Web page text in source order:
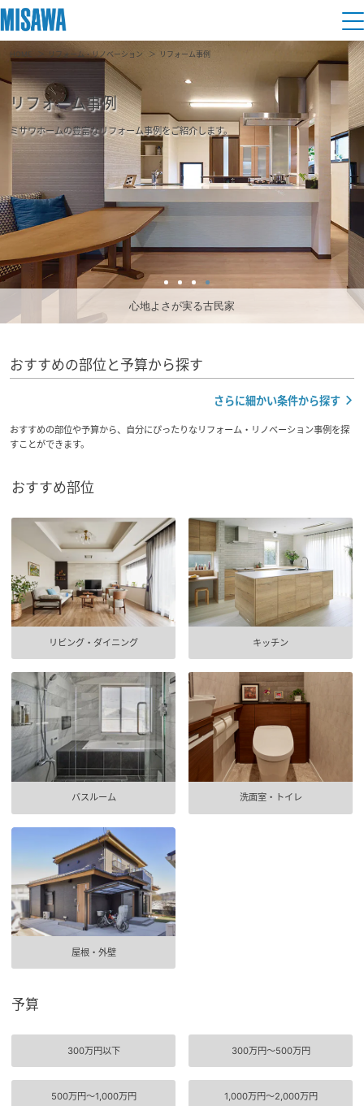
住まい
建てる [注文住宅]
商品ラインアップ
デザイン
テクノロジー（住まいの性能）
建築事例・建築実例
デザイナーズギャラリー
インテリア
買う
分譲住宅（建売・土地）検索
中古住宅検索
スムストック検索
分譲マンション検索
売る [MISAWA RELAY]
住まいの売却
これから住まいをご検討の方
まいづくりを楽しく学べるデジタルラウンジです。
ホームラウンジ 新築・戸建て
土地活用
個人のお客さま
賃貸住宅
賃貸併用住宅
店舗・各種施設
土地活用実例
法人のお客さま
企業不動産活用（CRE）戦略
社宅建築
医療・介護・子育て・障がい福祉施設
これから土地活用・賃貸経営をご検討の方
土地活用の基礎から長期安定経営を目指すオーナー様まで、賃貸経営
ホームラウンジ 土地活用・賃貸経営
リフォーム
戸建て・マンション
ミサワリフォームとは
リフォームの流れ
リフォームメニュー
事業用
事業用リノベーション
ホテル・旅館リフォーム
リフォーム営業所
これからリフォームをご検討の方
実例動画や基礎知識、収納の工夫など、理想の住まいを叶えるリフォ
ームの具体策とアイデアを豊富にご用意しています。
ホームラウンジ リフォーム
まちづくり
複合開発・投資開発
再開発・官民連携事業
収益不動産・投資開発事業
建築再生事業
事業用売買
事業用地・事業用建物
分譲用地
すべてのフィールドに新しい価値をデザインし、持続可能な未来志向
のまちづくりを実現していきます。
ミサワゼネラルソリューション
オーナーサポート
住まいるりんぐ（ロングサポート）
保証制度
ご相談窓口
お客様センター
ミサワホームオーナーさま・リフォーム工事ご契約者さまとミサワホ
ームを結ぶコミュニケーションサイト。お得・便利・安心なコンテン
ツや、ミサワホームからの大切なお知らせなど配信しています。
ミサワオーナーズクラブ
ニュース
MISAWAについて
ミサワホームグループ
IR情報
SDGs
環境活動
採用情報
新卒者採用
中途採用
障がい者採用
ウエルネス事業
海外事業
展示場・イベント情報
住まいのご相談
HOME リフォーム・リノベーション リフォーム事例
リフォーム事例
ミサワホームの豊富なリフォーム事例をご紹介します。
心地よさが実る古民家
おすすめの部位と予算から探す
さらに細かい条件から探す
おすすめの部位や予算から、自分にぴったりなリフォーム・リノベーション事例を探
すことができます。
おすすめ部位
リビング・ダイニング キッチン
バスルーム 洗面室・トイレ
屋根・外壁
予算
300万円以下 300万円〜500万円
500万円〜1,000万円 1,000万円〜2,000万円